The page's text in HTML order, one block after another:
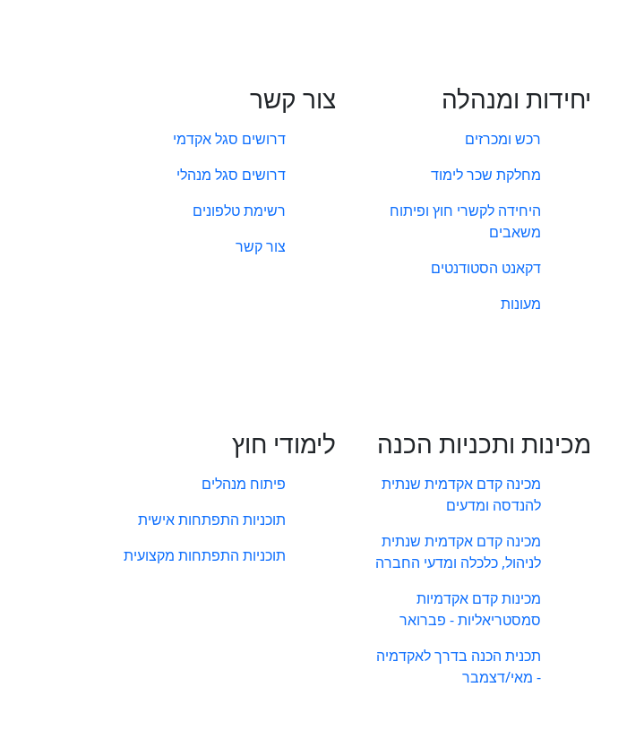
יחידות ומנהלה
רכש ומכרזים
מחלקת שכר לימוד
היחידה לקשרי חוץ ופיתוח
משאבים
דקאנט הסטודנטים
מעונות
צור קשר
דרושים סגל אקדמי
דרושים סגל מנהלי
רשימת טלפונים
צור קשר
מכינות ותכניות הכנה
מכינה קדם אקדמית שנתית
להנדסה ומדעים
מכינה קדם אקדמית שנתית
לניהול, כלכלה ומדעי החברה
מכינות קדם אקדמיות
סמסטריאליות - פברואר
תכנית הכנה בדרך לאקדמיה
- מאי/דצמבר
לימודי חוץ
פיתוח מנהלים
תוכניות התפתחות אישית
תוכניות התפתחות מקצועית